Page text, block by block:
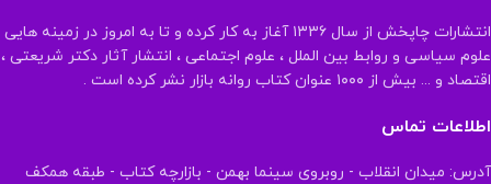
انتشارات چاپخش از سال ۱۳۳۶ آغاز به کار کرده و تا به امروز در زمینه هایی
علوم سیاسی و روابط بین الملل ، علوم اجتماعی ، انتشار آثار دکتر شریعتی ،
اقتصاد و ... بیش از ۱۰۰۰ عنوان کتاب روانه بازار نشر کرده است .
اطلاعات تماس
آدرس: میدان انقلاب - روبروی سینما بهمن - بازارچه کتاب - طبقه همکف